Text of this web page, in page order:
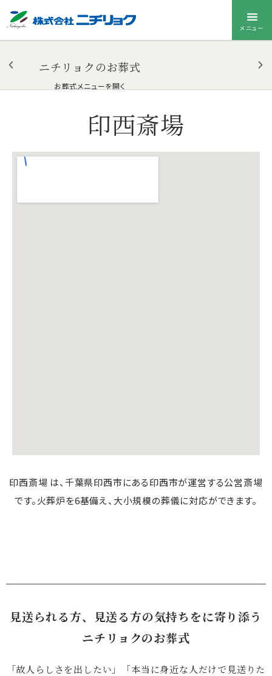
メニュー
ニチリョクのお葬式
お葬式メニューを開く
印西斎場
印西斎場 は、千葉県印西市にある印西市が運営する公営斎場
です。火葬炉を6基備え、大小規模の葬儀に対応ができます。
見送られる方、見送る方の気持ちをに寄り添う
ニチリョクのお葬式
「故人らしさを出したい」「本当に身近な人だけで見送りた